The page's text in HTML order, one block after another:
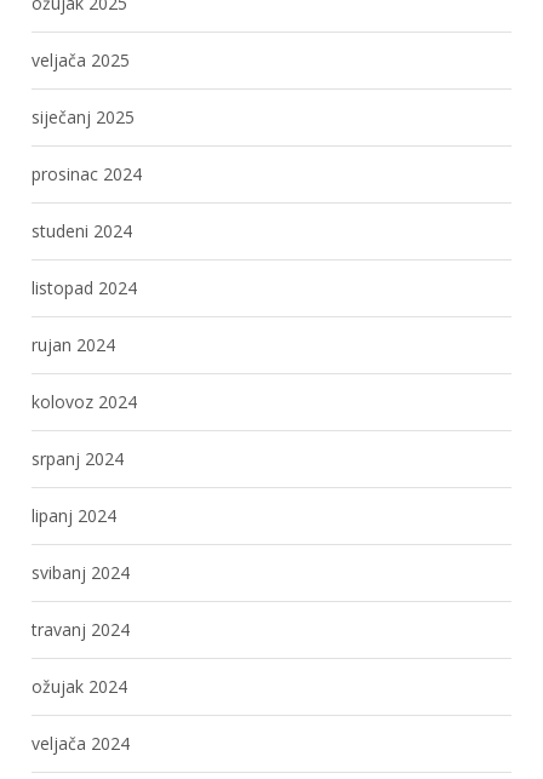
veljača 2025
siječanj 2025
prosinac 2024
studeni 2024
listopad 2024
rujan 2024
kolovoz 2024
srpanj 2024
lipanj 2024
svibanj 2024
travanj 2024
ožujak 2024
veljača 2024